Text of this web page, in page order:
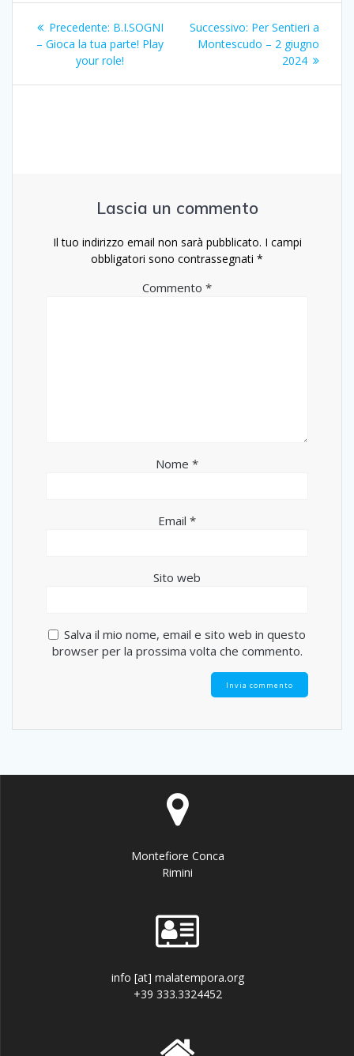
Navigazione
articoli
Precedente: Articolo
precedente:
B.I.SOGNI
– Gioca la tua parte! Play
your role!
Successivo: Articolo
successivo:
Per Sentieri a
Montescudo – 2 giugno
2024
Lascia un commento
Il tuo indirizzo email non sarà pubblicato. I campi
obbligatori sono contrassegnati *
Commento *
Nome *
Email *
Sito web
Salva il mio nome, email e sito web in questo
browser per la prossima volta che commento.
Montefiore Conca
Rimini
info [at] malatempora.org
+39 333.3324452